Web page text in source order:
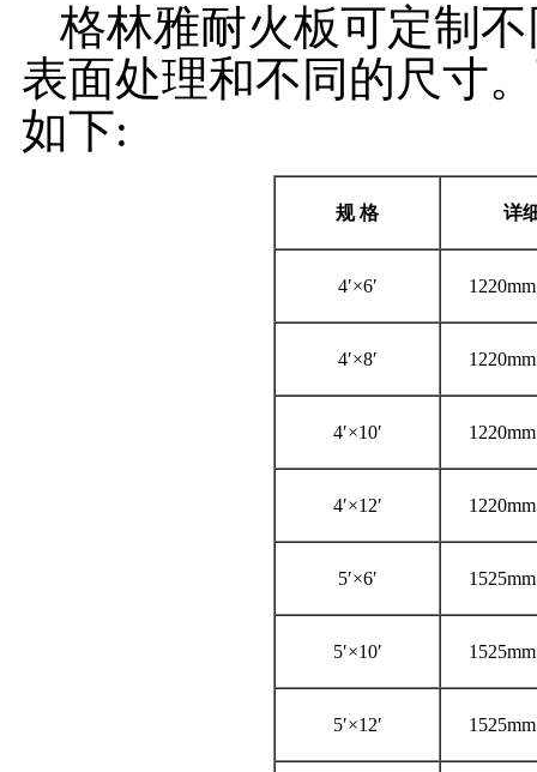
格林雅耐火板可定制
表面处理和不同的尺寸
如下:
规 格 详
4′×6′
4′×8′
4′×10′
4′×12′
5′×6′
5′×10′
5′×12′